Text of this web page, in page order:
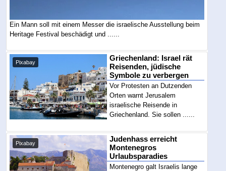
Ein Mann soll mit einem Messer die israelische Ausstellung beim
Heritage Festival beschädigt und ......
Pixabay
Griechenland: Israel rät
Reisenden, jüdische
Symbole zu verbergen
Vor Protesten an Dutzenden
Orten warnt Jerusalem
israelische Reisende in
Griechenland. Sie sollen ......
Pixabay
Judenhass erreicht
Montenegros
Urlaubsparadies
Montenegro galt Israelis lange